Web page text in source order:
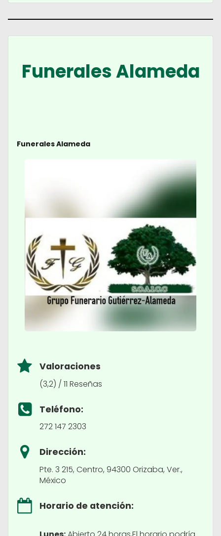
Funerales Alameda
Funerales Alameda
Valoraciones
(3,2) / 11 Reseñas
Teléfono:
272 147 2303
Dirección:
Pte. 3 215, Centro, 94300 Orizaba, Ver.,
México
Horario de atención: